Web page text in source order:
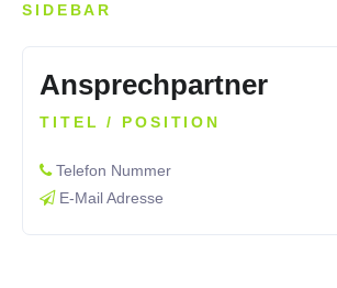
SIDEBAR
Ansprechpartner
TITEL / POSITION
Telefon Nummer
E-Mail Adresse